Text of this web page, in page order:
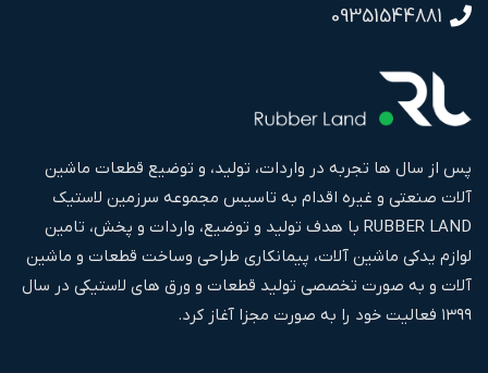
09351544881
پس از سال ها تجربه در واردات، تولید، و توضیع قطعات ماشین
آلات صنعتی و غیره اقدام به تاسیس مجموعه سرزمین لاستیک
RUBBER LAND با هدف تولید و توضیع، واردات و پخش، تامین
لوازم یدکی ماشین آلات، پیمانکاری طراحی وساخت قطعات و ماشین
آلات و به صورت تخصصی تولید قطعات و ورق های لاستیکی در سال
۱۳۹۹ فعالیت خود را به صورت مجزا آغاز کرد.